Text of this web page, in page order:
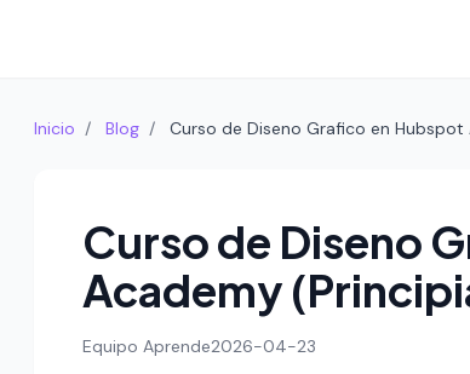
Inicio / Blog / Curso de Diseno Grafico en
Curso de Diseno
Academy
Equipo Aprende2026-04-23